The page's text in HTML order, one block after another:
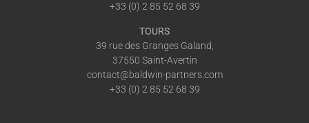
+33 (0) 2 85 52 68 39
TOURS
39 rue des Granges Galand,
37550 Saint-Avertin
contact@baldwin-partners.com
+33 (0) 2 85 52 68 39